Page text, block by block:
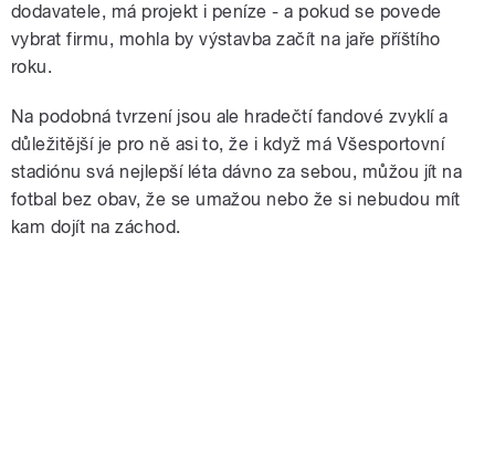
dodavatele, má projekt i peníze - a pokud se povede
vybrat firmu, mohla by výstavba začít na jaře příštího
roku.
Na podobná tvrzení jsou ale hradečtí fandové zvyklí a
důležitější je pro ně asi to, že i když má Všesportovní
stadiónu svá nejlepší léta dávno za sebou, můžou jít na
fotbal bez obav, že se umažou nebo že si nebudou mít
kam dojít na záchod.